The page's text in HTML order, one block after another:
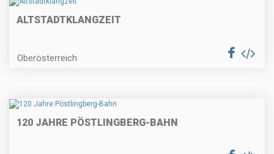
ALTSTADTKLANGZEIT
Oberösterreich
120 JAHRE PÖSTLINGBERG-BAHN